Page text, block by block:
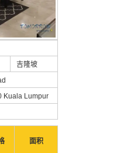
吉隆坡
Kuala Lumpur
面积